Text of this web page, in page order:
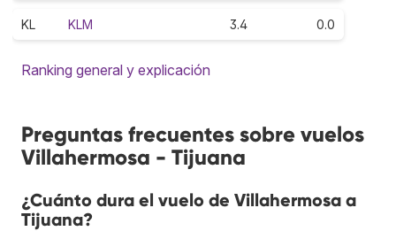
KL KLM 3.4 0.0
Ranking general y explicación
Preguntas frecuentes sobre vuelos
Villahermosa - Tijuana
¿Cuánto dura el vuelo de Villahermosa a
Tijuana?